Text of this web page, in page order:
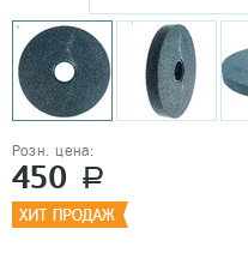
Розн. цена:
450 a